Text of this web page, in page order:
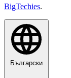
BigTechies.
Български